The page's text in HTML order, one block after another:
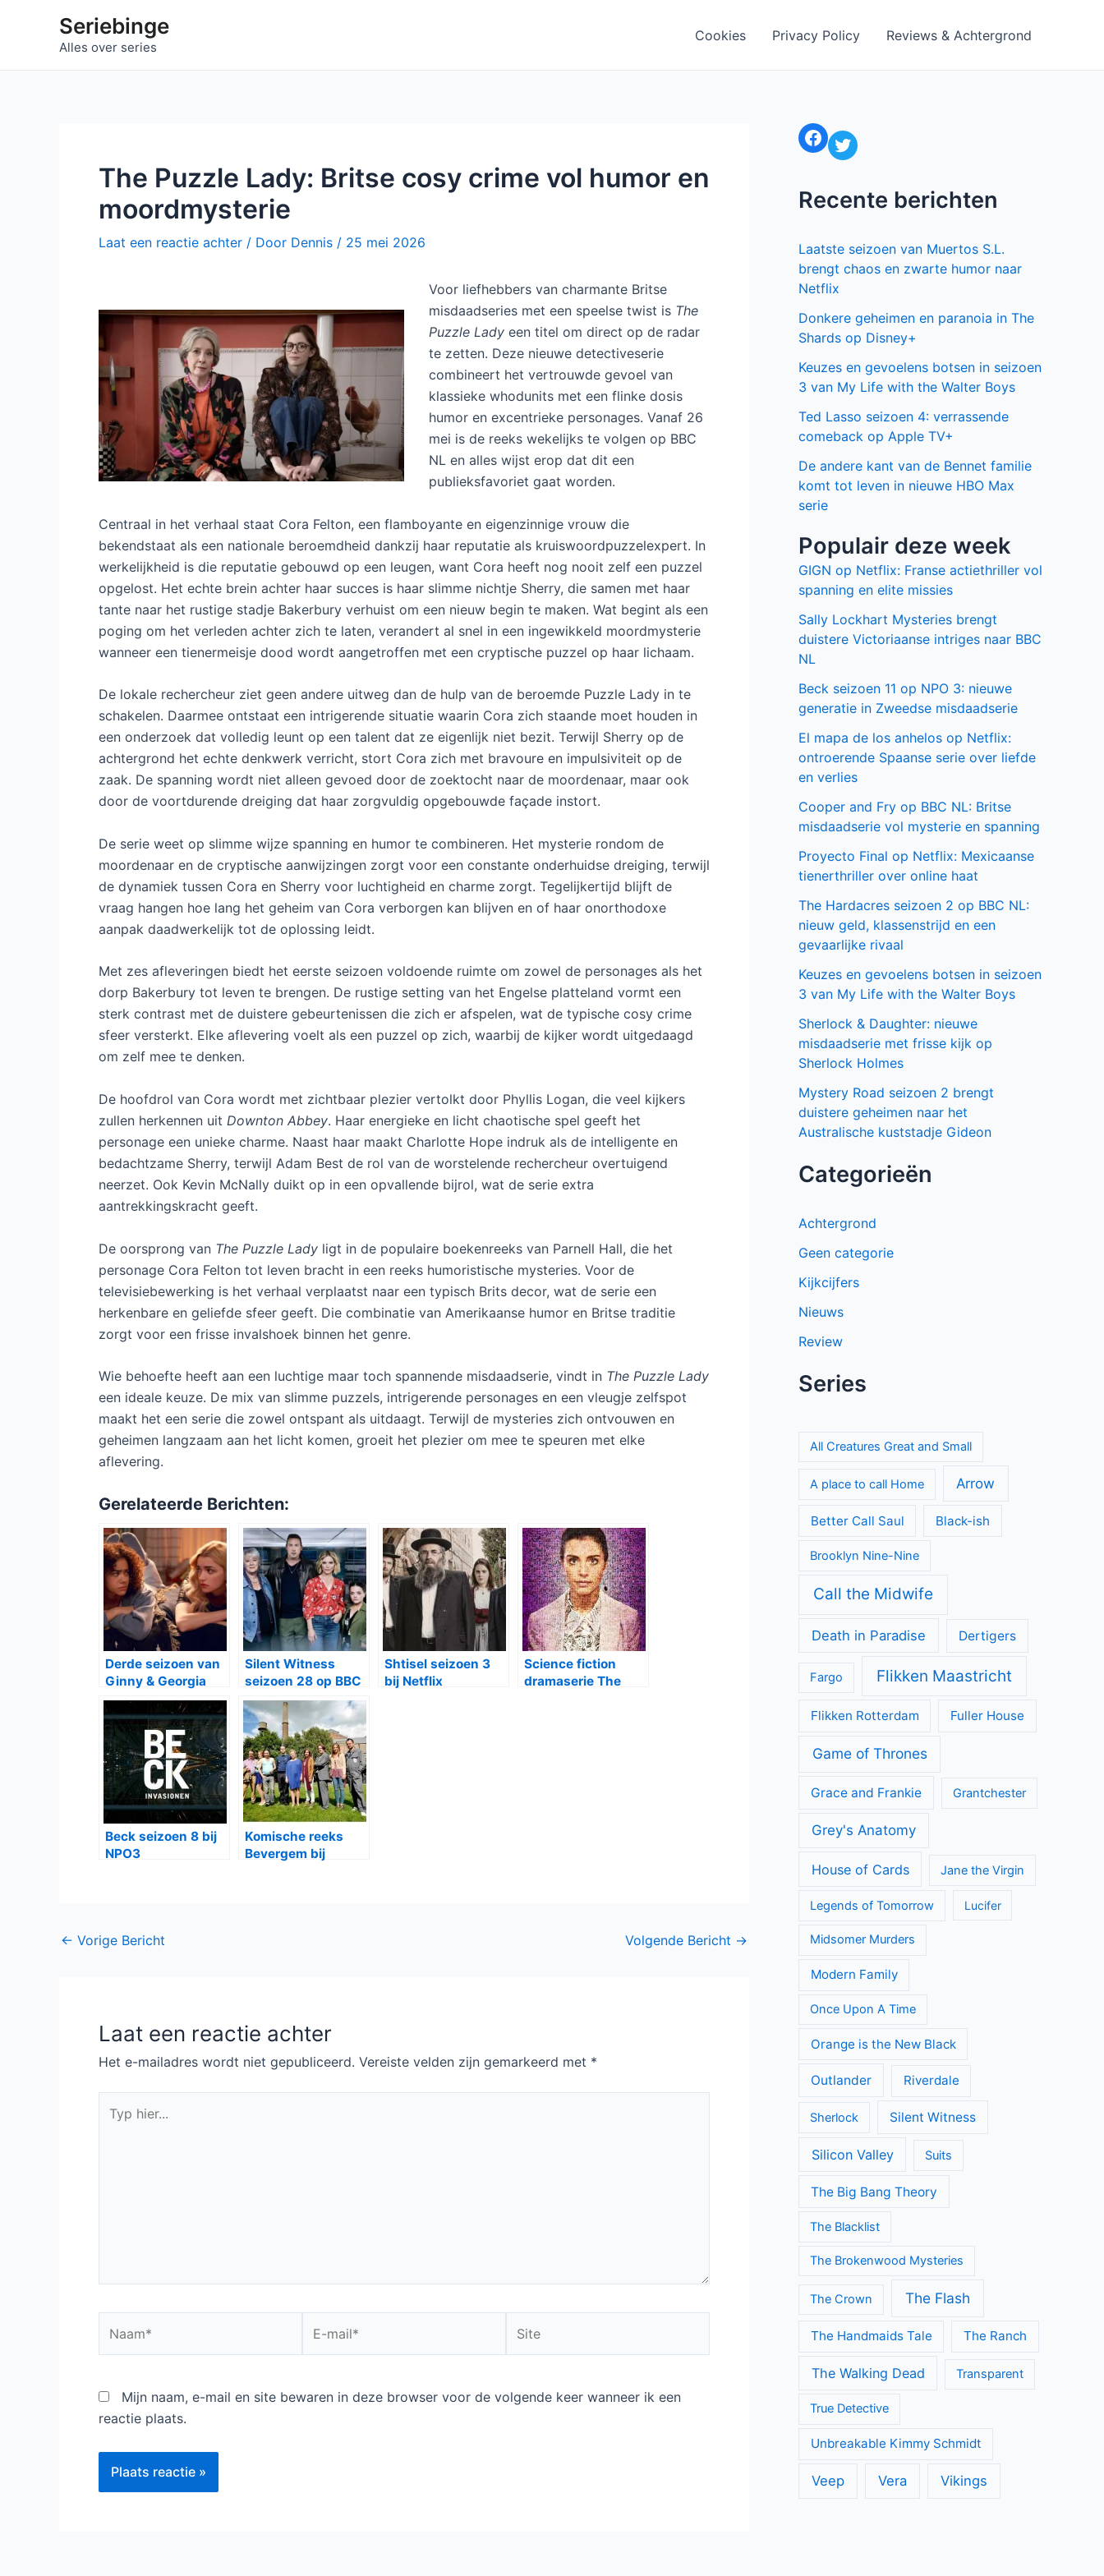
Seriebinge
Alles over series
Cookies Privacy Policy Reviews & Achtergrond
The Puzzle Lady: Britse cosy crime vol humor en
moordmysterie
Laat een reactie achter / Door Dennis / 25 mei 2026
Voor liefhebbers van charmante Britse
misdaadseries met een speelse twist is The
Puzzle Ladyeen titel om direct op de radar
te zetten. Deze nieuwe detectiveserie
combineert het vertrouwde gevoel van
klassieke whodunits met een flinke dosis
humor en excentrieke personages. Vanaf 26
mei is de reeks wekelijks te volgen op BBC
NL en alles wijst erop dat dit een
publieksfavoriet gaat worden.
Centraal in het verhaal staat Cora Felton, een flamboyante en eigenzinnige vrouw die
bekendstaat als een nationale beroemdheid dankzij haar reputatie als kruiswoordpuzzelexpert. In
werkelijkheid is die reputatie gebouwd op een leugen, want Cora heeft nog nooit zelf een puzzel
opgelost. Het echte brein achter haar succes is haar slimme nichtje Sherry, die samen met haar
tante naar het rustige stadje Bakerbury verhuist om een nieuw begin te maken. Wat begint als een
poging om het verleden achter zich te laten, verandert al snel in een ingewikkeld moordmysterie
wanneer een tienermeisje dood wordt aangetroffen met een cryptische puzzel op haar lichaam.
De lokale rechercheur ziet geen andere uitweg dan de hulp van de beroemde Puzzle Lady in te
schakelen. Daarmee ontstaat een intrigerende situatie waarin Cora zich staande moet houden in
een onderzoek dat volledig leunt op een talent dat ze eigenlijk niet bezit. Terwijl Sherry op de
achtergrond het echte denkwerk verricht, stort Cora zich met bravoure en impulsiviteit op de
zaak. De spanning wordt niet alleen gevoed door de zoektocht naar de moordenaar, maar ook
door de voortdurende dreiging dat haar zorgvuldig opgebouwde façade instort.
De serie weet op slimme wijze spanning en humor te combineren. Het mysterie rondom de
moordenaar en de cryptische aanwijzingen zorgt voor een constante onderhuidse dreiging, terwijl
de dynamiek tussen Cora en Sherry voor luchtigheid en charme zorgt. Tegelijkertijd blijft de
vraag hangen hoe lang het geheim van Cora verborgen kan blijven en of haar onorthodoxe
aanpak daadwerkelijk tot de oplossing leidt.
Met zes afleveringen biedt het eerste seizoen voldoende ruimte om zowel de personages als het
dorp Bakerbury tot leven te brengen. De rustige setting van het Engelse platteland vormt een
sterk contrast met de duistere gebeurtenissen die zich er afspelen, wat de typische cosy crime
sfeer versterkt. Elke aflevering voelt als een puzzel op zich, waarbij de kijker wordt uitgedaagd
om zelf mee te denken.
De hoofdrol van Cora wordt met zichtbaar plezier vertolkt door Phyllis Logan, die veel kijkers
zullen herkennen uit Downton Abbey. Haar energieke en licht chaotische spel geeft het
personage een unieke charme. Naast haar maakt Charlotte Hope indruk als de intelligente en
bedachtzame Sherry, terwijl Adam Best de rol van de worstelende rechercheur overtuigend
neerzet. Ook Kevin McNally duikt op in een opvallende bijrol, wat de serie extra
aantrekkingskracht geeft.
De oorsprong van The Puzzle Lady ligt in de populaire boekenreeks van Parnell Hall, die het
personage Cora Felton tot leven bracht in een reeks humoristische mysteries. Voor de
televisiebewerking is het verhaal verplaatst naar een typisch Brits decor, wat de serie een
herkenbare en geliefde sfeer geeft. Die combinatie van Amerikaanse humor en Britse traditie
zorgt voor een frisse invalshoek binnen het genre.
Wie behoefte heeft aan een luchtige maar toch spannende misdaadserie, vindt in The Puzzle Lady
een ideale keuze. De mix van slimme puzzels, intrigerende personages en een vleugje zelfspot
maakt het een serie die zowel ontspant als uitdaagt. Terwijl de mysteries zich ontvouwen en
geheimen langzaam aan het licht komen, groeit het plezier om mee te speuren met elke
aflevering.
Gerelateerde Berichten:
Derde seizoen van
Ginny & Georgia
vanaf 5 juni op
Netflix: rechtszaak,
geheimen en
volwassen keuzes
Silent Witness
seizoen 28 op BBC
NL en NPO2:
Spannende nieuwe
zaken en frisse
gezichten in het
Lyell-team
Shtisel seizoen 3
bij Netflix
Science fiction
dramaserie The
Beck seizoen 8 bij
NPO3
Komische reeks
Bevergem bij
Bericht
← Vorige Bericht Volgende Bericht →
Laat een reactie achter
Het e-mailadres wordt niet gepubliceerd. Vereiste velden zijn gemarkeerd met *
hier...
mail*
Mijn naam, e-mail en site bewaren in deze browser voor de volgende keer wanneer ik een
reactie plaats.
Facebook Twitter
Recente berichten
Laatste seizoen van Muertos S.L.
brengt chaos en zwarte humor naar
Netflix
Donkere geheimen en paranoia in The
Shards op Disney+
Keuzes en gevoelens botsen in seizoen
3 van My Life with the Walter Boys
Ted Lasso seizoen 4: verrassende
comeback op Apple TV+
De andere kant van de Bennet familie
komt tot leven in nieuwe HBO Max
serie
Populair deze week
GIGN op Netflix: Franse actiethriller vol
spanning en elite missies
Sally Lockhart Mysteries brengt
duistere Victoriaanse intriges naar BBC
NL
Beck seizoen 11 op NPO 3: nieuwe
generatie in Zweedse misdaadserie
El mapa de los anhelos op Netflix:
ontroerende Spaanse serie over liefde
en verlies
Cooper and Fry op BBC NL: Britse
misdaadserie vol mysterie en spanning
Proyecto Final op Netflix: Mexicaanse
tienerthriller over online haat
The Hardacres seizoen 2 op BBC NL:
nieuw geld, klassenstrijd en een
gevaarlijke rivaal
Keuzes en gevoelens botsen in seizoen
3 van My Life with the Walter Boys
Sherlock & Daughter: nieuwe
misdaadserie met frisse kijk op
Sherlock Holmes
Mystery Road seizoen 2 brengt
duistere geheimen naar het
Australische kuststadje Gideon
Categorieën
Achtergrond
Geen categorie
Kijkcijfers
Nieuws
Review
Series
All Creatures Great and Small
A place to call Home Arrow
Better Call Saul Black-ish
Brooklyn Nine-Nine
Call the Midwife
Death in Paradise Dertigers
Fargo Flikken Maastricht
Flikken Rotterdam Fuller House
Game of Thrones
Grace and Frankie Grantchester
Grey's Anatomy
House of Cards Jane the Virgin
Legends of Tomorrow Lucifer
Midsomer Murders
Modern Family
Once Upon A Time
Orange is the New Black
Outlander Riverdale
Sherlock Silent Witness
Silicon Valley Suits
The Big Bang Theory
The Blacklist
The Brokenwood Mysteries
The Crown The Flash
The Handmaids Tale The Ranch
The Walking Dead Transparent
True Detective
Unbreakable Kimmy Schmidt
Veep Vera Vikings